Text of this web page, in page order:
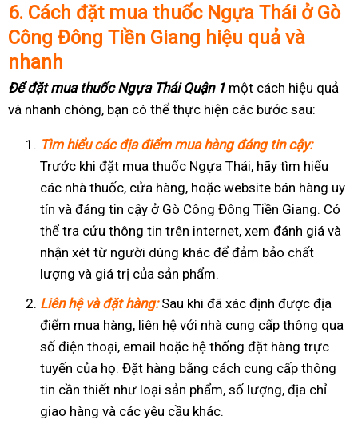
6. Cách đặt mua thuốc Ngựa Thái ở Gò
Công Đông Tiền Giang hiệu quả và
nhanh
Để đặt mua thuốc Ngựa Thái Quận 1 một cách hiệu quả
và nhanh chóng, bạn có thể thực hiện các bước sau:
Tìm hiểu các địa điểm mua hàng đáng tin cậy:
Trước khi đặt mua thuốc Ngựa Thái, hãy tìm hiểu
các nhà thuốc, cửa hàng, hoặc website bán hàng uy
tín và đáng tin cậy ở Gò Công Đông Tiền Giang. Có
thể tra cứu thông tin trên internet, xem đánh giá và
nhận xét từ người dùng khác để đảm bảo chất
lượng và giá trị của sản phẩm.
Liên hệ và đặt hàng:Sau khi đã xác định được địa
điểm mua hàng, liên hệ với nhà cung cấp thông qua
số điện thoại, email hoặc hệ thống đặt hàng trực
tuyến của họ. Đặt hàng bằng cách cung cấp thông
tin cần thiết như loại sản phẩm, số lượng, địa chỉ
giao hàng và các yêu cầu khác.